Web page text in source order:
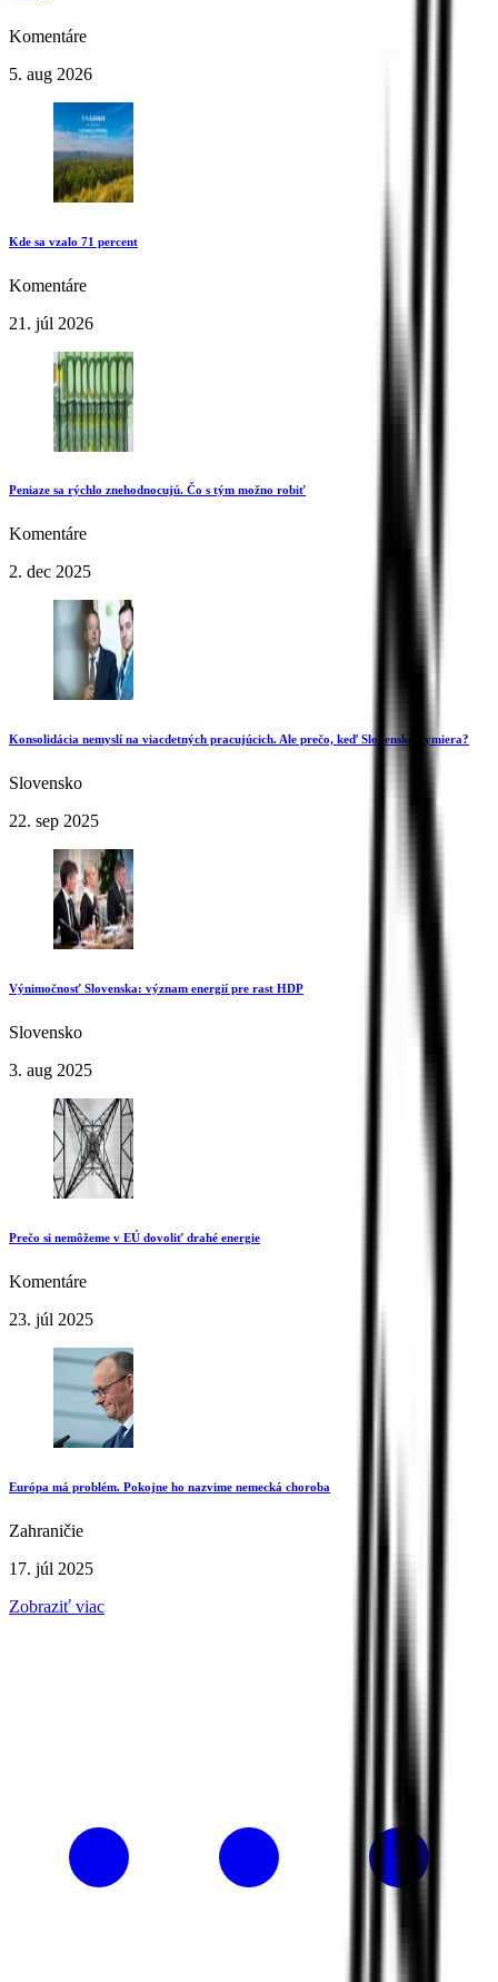
Komentáre
5. aug 2026
Kde sa vzalo 71 percent
Komentáre
21. júl 2026
Peniaze sa rýchlo znehodnocujú. Čo s tým možno robiť
Komentáre
2. dec 2025
Konsolidácia nemyslí na viacdetných pracujúcich. Ale prečo, keď Slovensko vymiera?
Slovensko
22. sep 2025
Výnimočnosť Slovenska: význam energií pre rast HDP
Slovensko
3. aug 2025
Prečo si nemôžeme v EÚ dovoliť drahé energie
Komentáre
23. júl 2025
Európa má problém. Pokojne ho nazvime nemecká choroba
Zahraničie
17. júl 2025
Zobraziť viac